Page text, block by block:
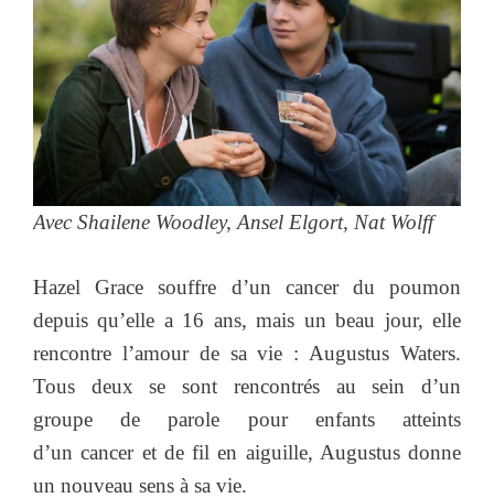
Avec Shailene Woodley, Ansel Elgort, Nat Wolff
Hazel Grace souffre d’un cancer du poumon
depuis qu’elle a 16 ans, mais un beau jour, elle
rencontre l’amour de sa vie : Augustus Waters.
Tous deux se sont rencontrés au sein d’un
groupe de parole pour enfants atteints
d’un cancer et de fil en aiguille, Augustus donne
un nouveau sens à sa vie.